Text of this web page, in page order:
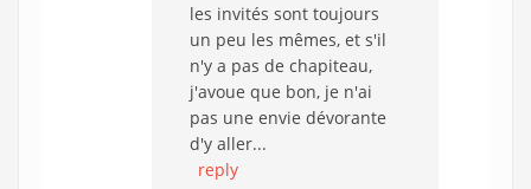
les invités sont toujours
un peu les mêmes, et s'il
n'y a pas de chapiteau,
j'avoue que bon, je n'ai
pas une envie dévorante
d'y aller...
reply